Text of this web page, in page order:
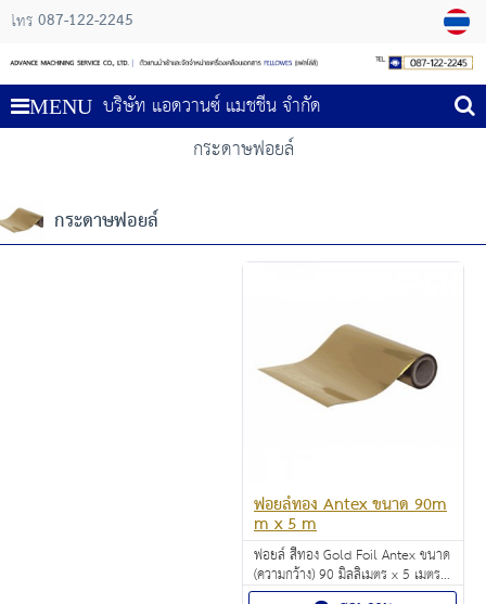
โทร 087-122-2245
MENU บริษัท แอดวานซ์ แมชชีน จำกัด
กระดาษฟอยล์
กระดาษฟอยล์
ฟอยล์ทอง Antex ขนาด 90m
m x 5 m
ฟอยล์ สีทอง Gold Foil Antex ขนาด
(ความกว้าง) 90 มิลลิเมตร x 5 เมตร
(ความยาว) ราคา 690 บาท